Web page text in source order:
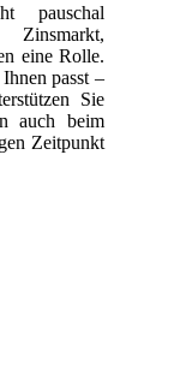
pauschal
eine Rolle.
passt –
Sie
auch beim
Zeitpunkt